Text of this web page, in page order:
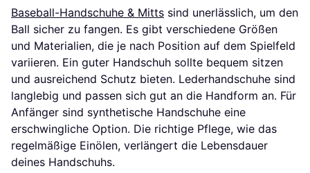
Baseball-Handschuhe & Mitts sind unerlässlich, um den
Ball sicher zu fangen. Es gibt verschiedene Größen
und Materialien, die je nach Position auf dem Spielfeld
variieren. Ein guter Handschuh sollte bequem sitzen
und ausreichend Schutz bieten. Lederhandschuhe sind
langlebig und passen sich gut an die Handform an. Für
Anfänger sind synthetische Handschuhe eine
erschwingliche Option. Die richtige Pflege, wie das
regelmäßige Einölen, verlängert die Lebensdauer
deines Handschuhs.